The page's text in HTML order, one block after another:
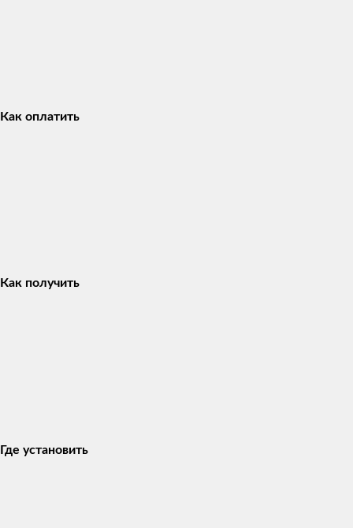
Как оплатить
Как получить
Где установить